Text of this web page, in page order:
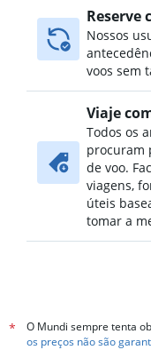
Reserve
Nossos
voos sem
Viaje
Todos os
procuram
de voo.
viagens,
úteis
tomar a
*
O Mundi sempre tenta
os preços não são